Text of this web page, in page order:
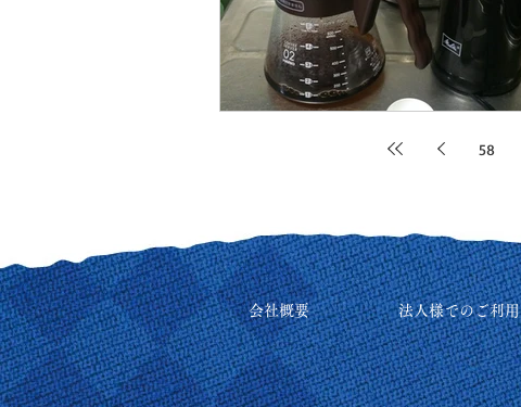
58
会社概要 法人様でのご利用